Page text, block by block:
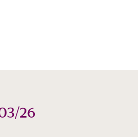
26